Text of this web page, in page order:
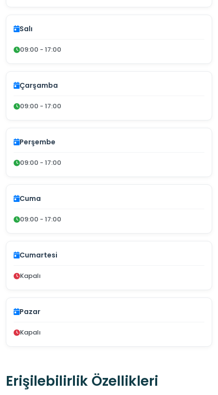
Salı
09:00 - 17:00
Çarşamba
09:00 - 17:00
Perşembe
09:00 - 17:00
Cuma
09:00 - 17:00
Cumartesi
Kapalı
Pazar
Kapalı
Erişilebilirlik Özellikleri